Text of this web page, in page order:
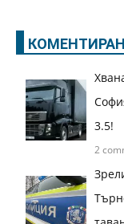
3.5!
2